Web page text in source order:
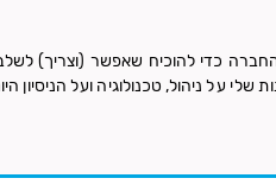
כדי להוכיח שאפשר (וצריך) לשלב
על ניהול, טכנולוגיה ועל הניסיון